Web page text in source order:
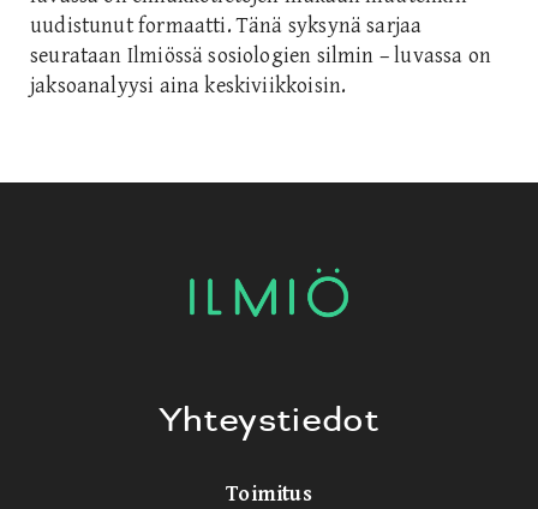
uudistunut formaatti. Tänä syksynä sarjaa
seurataan Ilmiössä sosiologien silmin – luvassa on
jaksoanalyysi aina keskiviikkoisin.
Yhteystiedot
Toimitus